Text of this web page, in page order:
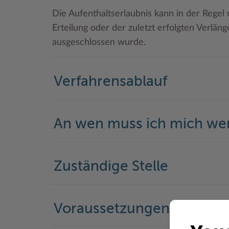
Die Aufenthaltserlaubnis kann in der
Erteilung oder der zuletzt erfolgten
ausgeschlossen wurde.
Verfahrensablauf
An wen muss ich mich
Zuständige Stelle
Voraussetzungen